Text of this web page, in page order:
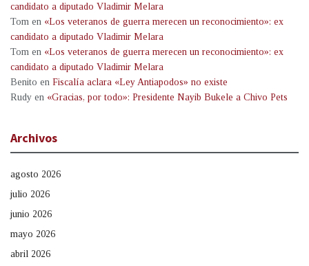
candidato a diputado Vladimir Melara
Tom en «Los veteranos de guerra merecen un reconocimiento»: ex
candidato a diputado Vladimir Melara
Tom en «Los veteranos de guerra merecen un reconocimiento»: ex
candidato a diputado Vladimir Melara
Benito en Fiscalía aclara «Ley Antiapodos» no existe
Rudy en «Gracias, por todo»: Presidente Nayib Bukele a Chivo Pets
Archivos
agosto 2026
julio 2026
junio 2026
mayo 2026
abril 2026